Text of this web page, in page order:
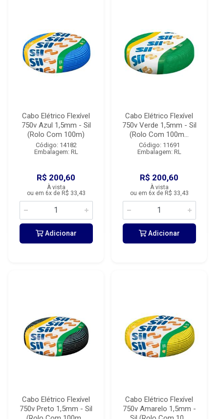
Cabo Elétrico Flexível
750v Azul 1,5mm - Sil
(Rolo Com 100m)
Código: 14182
Embalagem: RL
R$ 200,60
À vista
ou em 6x de R$ 33,43
Adicionar
Cabo Elétrico Flexível
750v Verde 1,5mm - Sil
(Rolo Com 100m...
Código: 11691
Embalagem: RL
R$ 200,60
À vista
ou em 6x de R$ 33,43
Adicionar
Cabo Elétrico Flexível
750v Preto 1,5mm - Sil
Cabo Elétrico Flexível
750v Amarelo 1,5mm -